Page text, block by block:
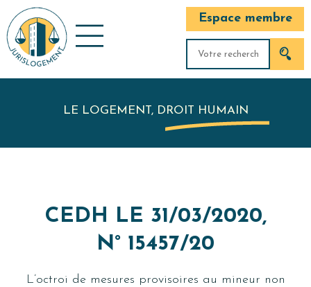
Espace membre
LE LOGEMENT, DROIT HUMAIN
CEDH LE 31/03/2020,
N° 15457/20
L’octroi de mesures provisoires au mineur non